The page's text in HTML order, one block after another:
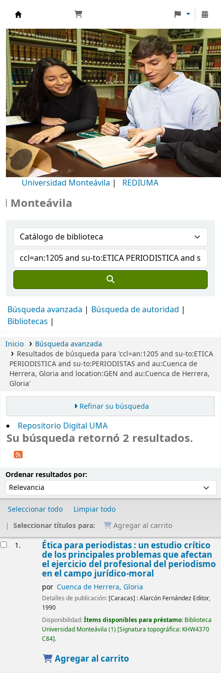
Biblioteca Universidad Monteávila
Universidad Monteávila | REDIUMA
Búsqueda avanzada
Búsqueda de autoridad
Bibliotecas
Inicio
Búsqueda avanzada
Resultados de búsqueda para 'ccl=an:1205 and su-to:ETICA
PERIODISTICA and su-to:PERIODISTAS and au:Cuenca de
Herrera, Gloria and location:GEN and au:Cuenca de Herrera,
Gloria'
Refinar su búsqueda
Repositorio Digital UMA
Su búsqueda retornó 2 resultados.
Ordenar resultados por:
Seleccionar todo
Limpiar todo
Seleccionar títulos para:
Agregar al carrito
1. Ética para periodistas : un estudio crítico
de los principales problemas que afectan
el ejercicio del profesional del periodismo
en el campo jurídico-moral
por Cuenca de Herrera, Gloria
Detalles de publicación: [Caracas] :Alarcón Fernández Editor,
1990
Disponibilidad:Ítems disponibles para préstamo: Biblioteca
Universidad Monteávila (1) Signatura topográfica: KHW4370
C84 .
Agregar al carrito